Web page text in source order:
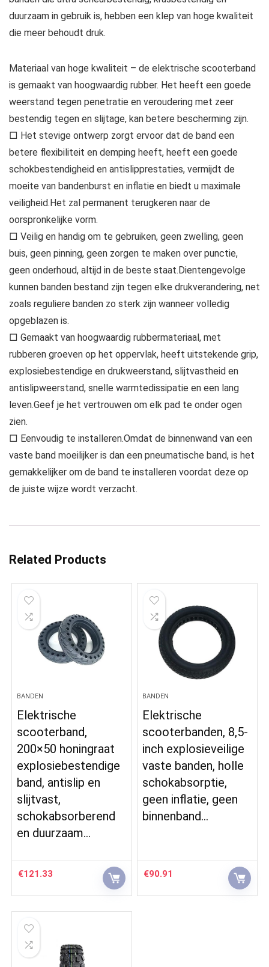
duurzaam in gebruik is, hebben een klep van hoge kwaliteit
die meer behoudt druk.
Materiaal van hoge kwaliteit – de elektrische scooterband
is gemaakt van hoogwaardig rubber. Het heeft een goede
weerstand tegen penetratie en veroudering met zeer
bestendig tegen en slijtage, kan betere bescherming zijn.
□ Het stevige ontwerp zorgt ervoor dat de band een
betere flexibiliteit en demping heeft, heeft een goede
schokbestendigheid en antislipprestaties, vermijdt de
moeite van bandenburst en inflatie en biedt u maximale
veiligheid.Het zal permanent terugkeren naar de
oorspronkelijke vorm.
□ Veilig en handig om te gebruiken, geen zwelling, geen
buis, geen pinning, geen zorgen te maken over punctie,
geen onderhoud, altijd in de beste staat.Dientengevolge
kunnen banden bestand zijn tegen elke drukverandering, net
zoals reguliere banden zo sterk zijn wanneer volledig
opgeblazen is.
□ Gemaakt van hoogwaardig rubbermateriaal, met
rubberen groeven op het oppervlak, heeft uitstekende grip,
explosiebestendige en drukweerstand, slijtvastheid en
antislipweerstand, snelle warmtedissipatie en een lang
leven.Geef je het vertrouwen om elk pad te onder ogen
zien.
□ Eenvoudig te installeren.Omdat de binnenwand van een
vaste band moeilijker is dan een pneumatische band, is het
gemakkelijker om de band te installeren voordat deze op
de juiste wijze wordt verzacht.
Related Products
BANDEN
Elektrische
scooterband,
200×50 honingraat
explosiebestendige
band, antislip en
slijtvast,
schokabsorberend
en duurzaam…
€121.33
BANDEN
Elektrische
scooterbanden, 8,5-
inch explosieveilige
vaste banden, holle
schokabsorptie,
geen inflatie, geen
binnenband…
€90.91